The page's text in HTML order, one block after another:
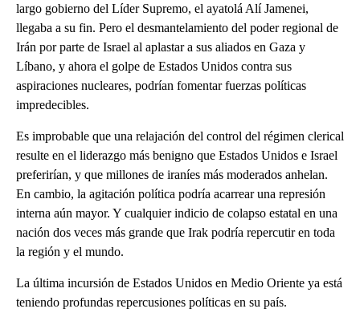
largo gobierno del Líder Supremo, el ayatolá Alí Jamenei,
llegaba a su fin. Pero el desmantelamiento del poder regional de
Irán por parte de Israel al aplastar a sus aliados en Gaza y
Líbano, y ahora el golpe de Estados Unidos contra sus
aspiraciones nucleares, podrían fomentar fuerzas políticas
impredecibles.
Es improbable que una relajación del control del régimen clerical
resulte en el liderazgo más benigno que Estados Unidos e Israel
preferirían, y que millones de iraníes más moderados anhelan.
En cambio, la agitación política podría acarrear una represión
interna aún mayor. Y cualquier indicio de colapso estatal en una
nación dos veces más grande que Irak podría repercutir en toda
la región y el mundo.
La última incursión de Estados Unidos en Medio Oriente ya está
teniendo profundas repercusiones políticas en su país.